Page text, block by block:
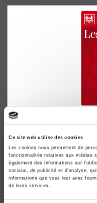
Ce site web utilise des cookies
Les cookies nous permettent de
fonctionnalités relatives aux médias
également des informations sur
sociaux, de publicité et d'analyse,
informations que vous leur avez
de leurs services.
Les relations
Leur évolution depuis
Annie Benhamou-Hirtz